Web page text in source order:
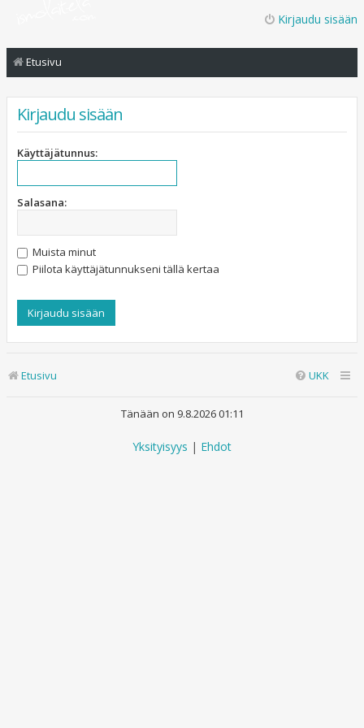
Kirjaudu sisään
Etusivu
Kirjaudu sisään
Käyttäjätunnus:
Salasana:
Muista minut
Piilota käyttäjätunnukseni tällä kertaa
Etusivu UKK
Tänään on 9.8.2026 01:11
Yksityisyys | Ehdot